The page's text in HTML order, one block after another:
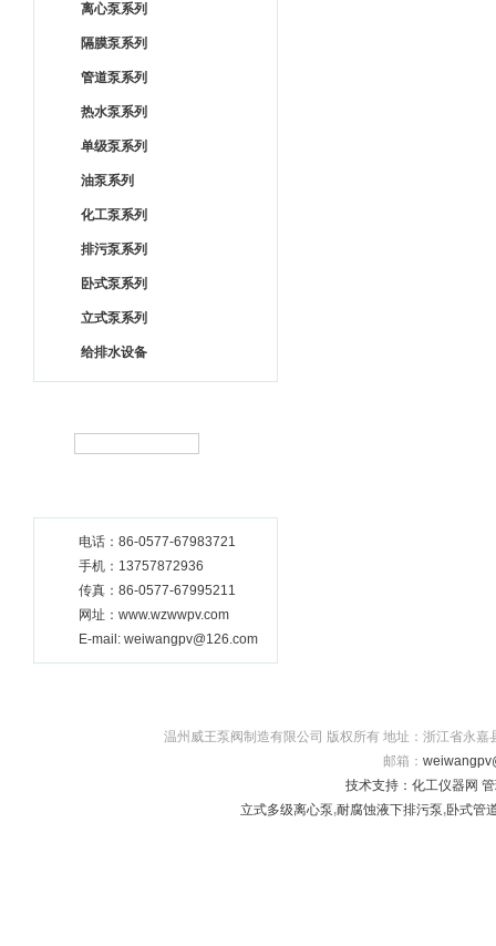
离心泵系列
隔膜泵系列
管道泵系列
热水泵系列
单级泵系列
油泵系列
化工泵系列
排污泵系列
卧式泵系列
立式泵系列
给排水设备
电话：86-0577-67983721
手机：13757872936
传真：86-0577-67995211
网址：www.wzwwpv.com
E-mail: weiwangpv@126.com
温州威王泵阀制造有限公司 版权所有 地址：浙江省永
邮箱：
技术支持： 化工仪器网
立式多级离心泵,耐腐蚀液下排污泵,卧式管